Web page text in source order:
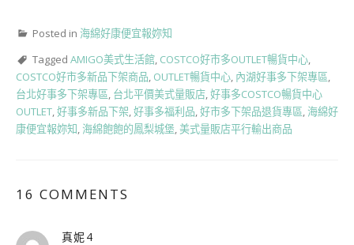
Posted in 海綿好康便宜報妳知
Tagged AMIGO美式生活館, COSTCO好市多OUTLET暢貨中心,
COSTCO好市多新品下架商品, OUTLET暢貨中心, 內湖好事多下架專區,
台北好事多下架專區, 台北平價美式量販店,好事多COSTCO暢貨中心
OUTLET,好事多新品下架,好事多福利品,好市多下架品退貨專區, 海綿好
康便宜報妳知, 海綿飽飽的鳳梨城堡,美式量販店平行輸出商品
16 COMMENTS
真妮4